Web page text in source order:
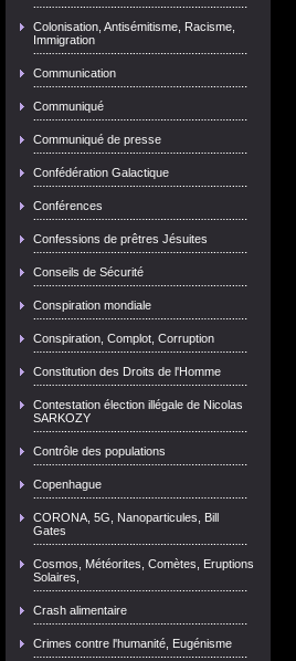
Colonisation, Antisémitisme, Racisme,
Immigration
Communication
Communiqué
Communiqué de presse
Confédération Galactique
Conférences
Confessions de prêtres Jésuites
Conseils de Sécurité
Conspiration mondiale
Conspiration, Complot, Corruption
Constitution des Droits de l'Homme
Contestation élection illégale de Nicolas
SARKOZY
Contrôle des populations
Copenhague
CORONA, 5G, Nanoparticules, Bill
Gates
Cosmos, Météorites, Comètes, Eruptions
Solaires,
Crash alimentaire
Crimes contre l'humanité, Eugénisme